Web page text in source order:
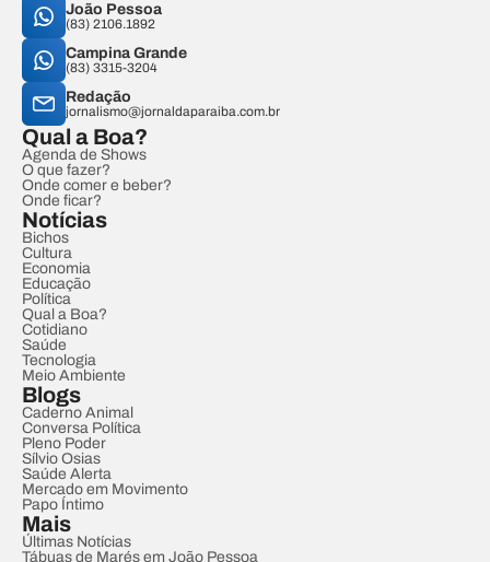
João Pessoa
(83) 2106.1892
Campina Grande
(83) 3315-3204
Redação
jornalismo@jornaldaparaiba.com.br
Qual a Boa?
Agenda de Shows
O que fazer?
Onde comer e beber?
Onde ficar?
Notícias
Bichos
Cultura
Economia
Educação
Política
Qual a Boa?
Cotidiano
Saúde
Tecnologia
Meio Ambiente
Blogs
Caderno Animal
Conversa Política
Pleno Poder
Sílvio Osias
Saúde Alerta
Mercado em Movimento
Papo Íntimo
Mais
Últimas Notícias
Tábuas de Marés em João Pessoa